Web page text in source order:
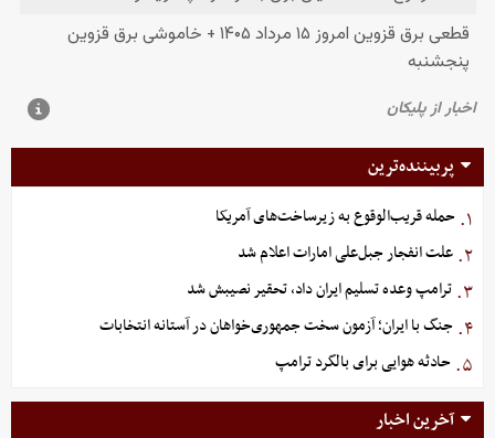
پربیننده‌ترین
۱. حمله قریب‌الوقوع به زیرساخت‌های آمریکا
۲. علت انفجار جبل‌علی امارات اعلام شد
۳. ترامپ وعده تسلیم ایران داد، تحقیر نصیبش شد
۴. جنگ با ایران؛ آزمون سخت جمهوری‌خواهان در آستانه انتخابات
۵. حادثه هوایی برای بالگرد ترامپ
آخرین اخبار